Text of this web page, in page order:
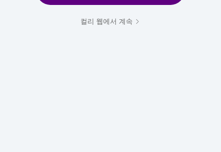
컬리 웹에서 계속